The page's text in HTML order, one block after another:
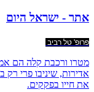
אתר - ישראל היום
פרופ' טל רביב
מטרו ורכבת קלה הם
אדירות, שיניבו פרי רק
את חייו בפקקים.